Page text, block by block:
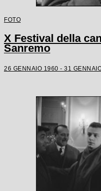
FOTO
X Festival della
Sanremo
26 GENNAIO 1960 - 31